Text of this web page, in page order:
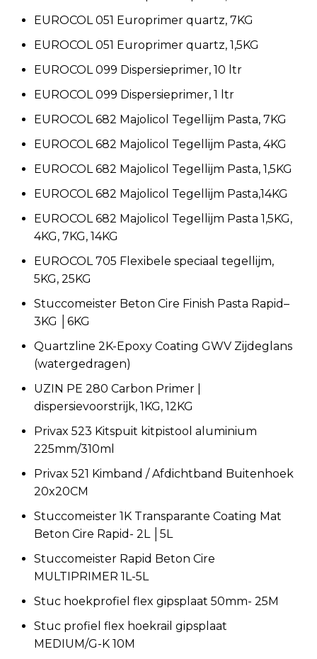
EUROCOL 051 Europrimer quartz, 7KG
EUROCOL 051 Europrimer quartz, 1,5KG
EUROCOL 099 Dispersieprimer, 10 ltr
EUROCOL 099 Dispersieprimer, 1 ltr
EUROCOL 682 Majolicol Tegellijm Pasta, 7KG
EUROCOL 682 Majolicol Tegellijm Pasta, 4KG
EUROCOL 682 Majolicol Tegellijm Pasta, 1,5KG
EUROCOL 682 Majolicol Tegellijm Pasta,14KG
EUROCOL 682 Majolicol Tegellijm Pasta 1,5KG,
4KG, 7KG, 14KG
EUROCOL 705 Flexibele speciaal tegellijm,
5KG, 25KG
Stuccomeister Beton Cire Finish Pasta Rapid–
3KG │6KG
Quartzline 2K-Epoxy Coating GWV Zijdeglans
(watergedragen)
UZIN PE 280 Carbon Primer |
dispersievoorstrijk, 1KG, 12KG
Privax 523 Kitspuit kitpistool aluminium
225mm/310ml
Privax 521 Kimband / Afdichtband Buitenhoek
20x20CM
Stuccomeister 1K Transparante Coating Mat
Beton Cire Rapid- 2L │5L
Stuccomeister Rapid Beton Cire
MULTIPRIMER 1L-5L
Stuc hoekprofiel flex gipsplaat 50mm- 25M
Stuc profiel flex hoekrail gipsplaat
MEDIUM/G-K 10M